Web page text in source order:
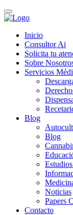
Inicio
Consultor Ai
Solicita tu
Sobre
Servicios
Blog
Blog
Noticias
Papers
Contacto